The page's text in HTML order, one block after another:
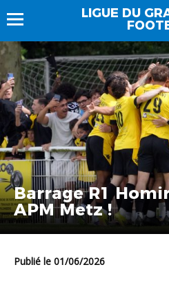
LIGUE DU
Barrage R1
APM Metz !
Publié le 01/06/2026